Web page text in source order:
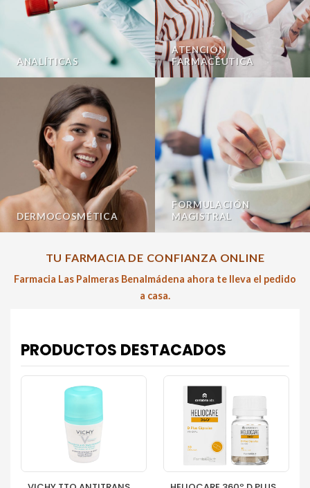
ANALÍTICAS
ATENCIÓN
FARMACÉUTICA
DERMOCOSMÉTICA
FORMULACIÓN
MAGISTRAL
TU FARMACIA DE CONFIANZA ONLINE
Farmacia Las Palmeras Benalmádena ahora te lleva el pedido
a casa.